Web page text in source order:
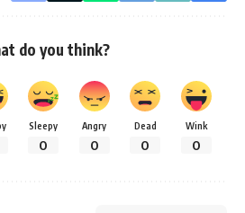
do you think?
Sleepy
0
Angry
0
Dead
0
Wink
0